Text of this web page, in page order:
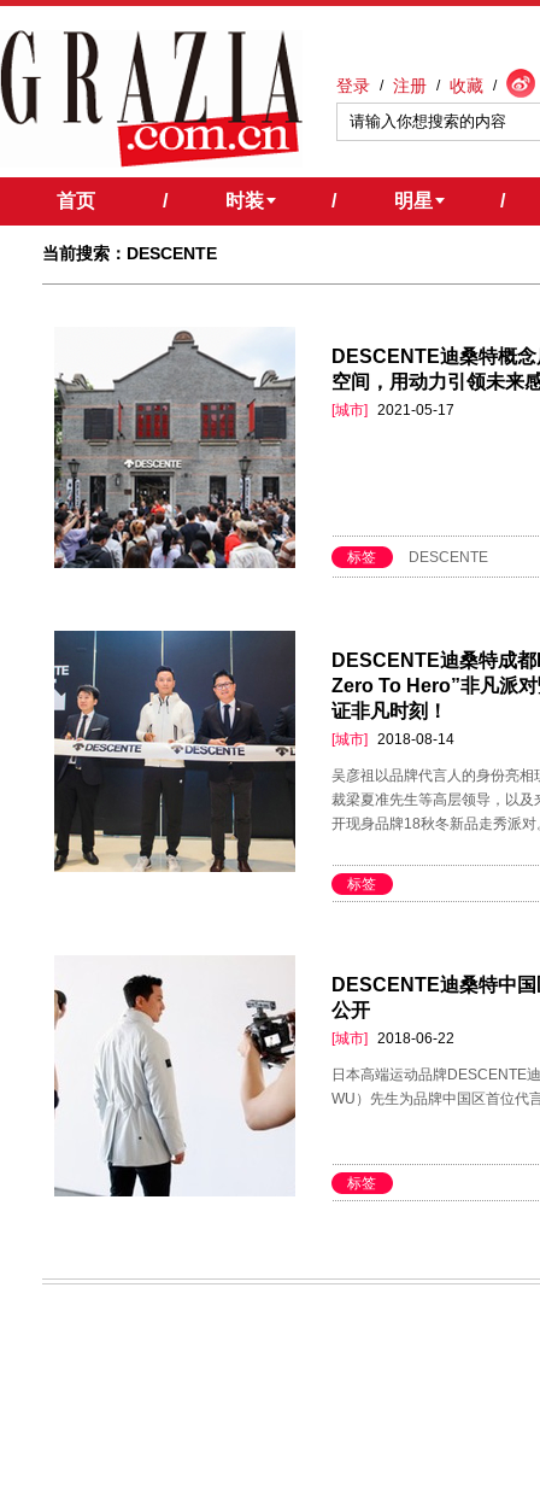
登录 / 注册 / 收藏 /
首页 / 时装 / 明星 /
当前搜索：DESCENTE
DESCENTE迪桑特概
空间，用动力引领未来
[城市] 2021-05-17
标签 DESCENTE
DESCENTE迪桑特成
Zero To Hero”非凡派
证非凡时刻！
[城市] 2018-08-14
吴彦祖以品牌代言人的身份亮
裁梁夏准先生等高层领导，以
开现身品牌18秋冬新品走秀派对
标签
DESCENTE迪桑特中
公开
[城市] 2018-06-22
日本高端运动品牌DESCENTE
WU）先生为品牌中国区首位代
标签